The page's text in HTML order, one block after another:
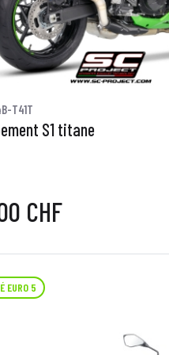
T41T
S1 titane
CHF
EURO 5